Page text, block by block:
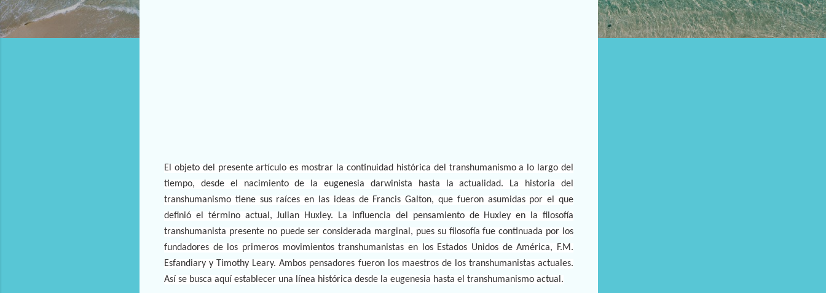
El objeto del presente artículo es mostrar la continuidad histórica del transhumanismo a lo largo del
tiempo, desde el nacimiento de la eugenesia darwinista hasta la actualidad. La historia del
transhumanismo tiene sus raíces en las ideas de Francis Galton, que fueron asumidas por el que
definió el término actual, Julian Huxley. La influencia del pensamiento de Huxley en la filosofía
transhumanista presente no puede ser considerada marginal, pues su filosofía fue continuada por los
fundadores de los primeros movimientos transhumanistas en los Estados Unidos de América, F.M.
Esfandiary y Timothy Leary. Ambos pensadores fueron los maestros de los transhumanistas actuales.
Así se busca aquí establecer una línea histórica desde la eugenesia hasta el transhumanismo actual.